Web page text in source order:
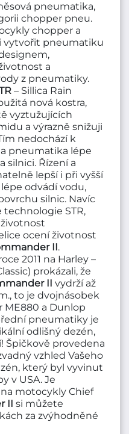
pneumatika,
chopper pneu.
chopper a
vytvořit pneumatiku
a
z pneumatiky.
– Sillica Rain
nová kostra,
vyztužujících
a výrazně snižuji
nedochází k
pneumatika lépe
silnici. Řízení a
lepší i při vyšší
odvádí vodu,
silnic. Navíc
STR,
ocení životnost
II.
2011 na Harley –
prokázali, že
II vydrží až
to je dvojnásobek
ME880 a Dunlop
pneumatiky je
odlišný dezén,
Špičkově provedena
vzhled Vašeho
který byl vyvinut
v USA. Je
motocykly Chief
II si můžete
za zvýhodněné